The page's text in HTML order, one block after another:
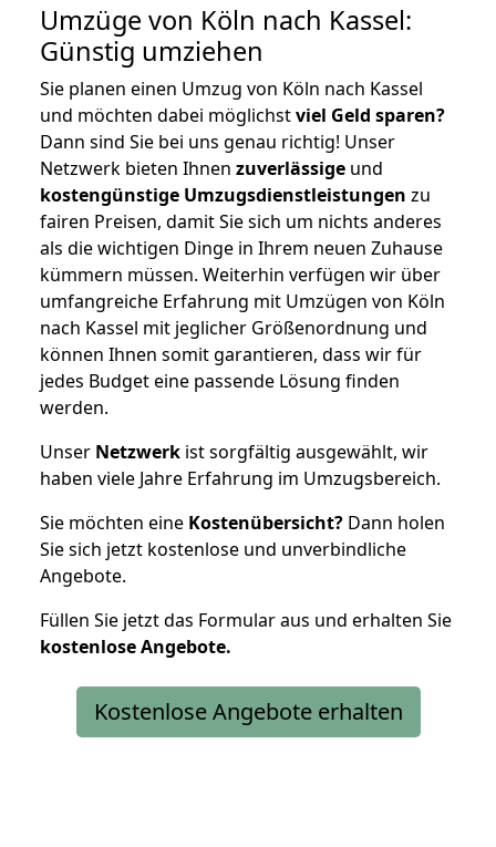
Umzüge von Köln nach Kassel:
Günstig umziehen
Sie planen einen Umzug von Köln nach Kassel
und möchten dabei möglichstviel Geld sparen?
Dann sind Sie bei uns genau richtig! Unser
Netzwerk bieten Ihnen zuverlässige und
kostengünstige Umzugsdienstleistungen zu
fairen Preisen, damit Sie sich um nichts anderes
als die wichtigen Dinge in Ihrem neuen Zuhause
kümmern müssen. Weiterhin verfügen wir über
umfangreiche Erfahrung mit Umzügen von Köln
nach Kassel mit jeglicher Größenordnung und
können Ihnen somit garantieren, dass wir für
jedes Budget eine passende Lösung finden
werden.
Unser Netzwerk ist sorgfältig ausgewählt, wir
haben viele Jahre Erfahrung im Umzugsbereich.
Sie möchten eine Kostenübersicht? Dann holen
Sie sich jetzt kostenlose und unverbindliche
Angebote.
Füllen Sie jetzt das Formular aus und erhalten Sie
kostenloseAngebote.
Kostenlose Angebote erhalten